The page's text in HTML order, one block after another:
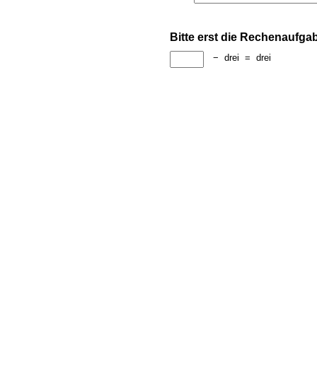
Bitte erst die
− drei = drei